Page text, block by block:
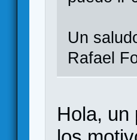
Un
Rafael
Hola, un